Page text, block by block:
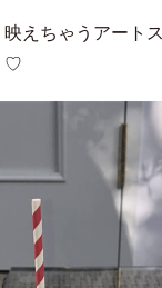
えちゃうアート
♡